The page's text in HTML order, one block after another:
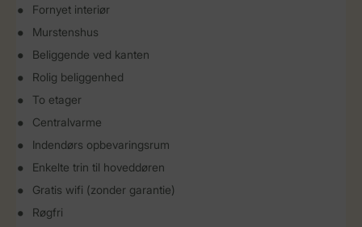
Fornyet interiør
Murstenshus
Beliggende ved kanten
Rolig beliggenhed
To etager
Centralvarme
Indendørs opbevaringsrum
Enkelte trin til hoveddøren
Gratis wifi (zonder garantie)
Røgfri